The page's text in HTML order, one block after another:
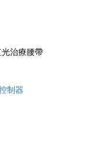
治療腰帶